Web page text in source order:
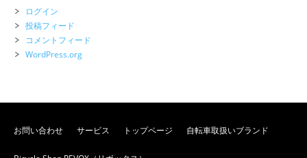
ログイン
投稿フィード
コメントフィード
WordPress.org
お問い合わせ サービス トップページ 自転車取扱いブランド